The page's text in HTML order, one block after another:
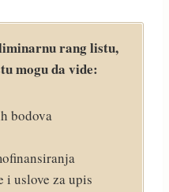
rang listu,
mogu da vide:
bodova
i uslove za upis